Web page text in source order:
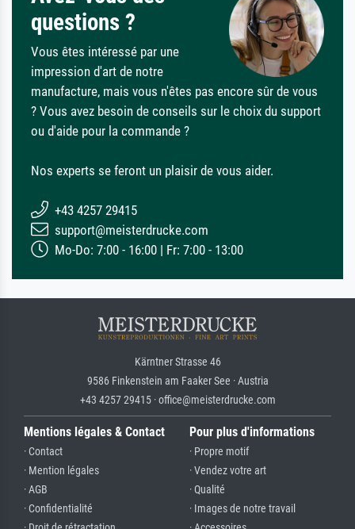
questions ?
Vous êtes intéressé par une
impression d'art de notre
manufacture, mais vous n'êtes pas encore sûr de vous
? Vous avez besoin de conseils sur le choix du support
ou d'aide pour la commande ?
Nos experts se feront un plaisir de vous aider.
+43 4257 29415
support@meisterdrucke.com
Mo-Do: 7:00 - 16:00 | Fr: 7:00 - 13:00
Kärntner Strasse 46
9586 Finkenstein am Faaker See · Austria
+43 4257 29415 · office@meisterdrucke.com
Mentions légales & Contact
· Contact
· Mention légales
· AGB
· Confidentialité
Pour plus d'informations
· Propre motif
· Vendez votre art
· Qualité
· Images de notre travail